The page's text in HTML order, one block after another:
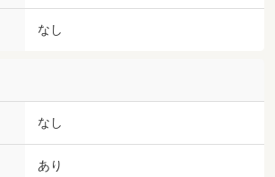
なし
なし
あり